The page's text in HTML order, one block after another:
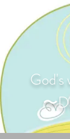
God's
〜